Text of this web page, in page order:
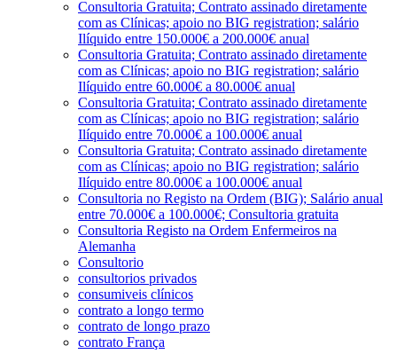
Consultoria Gratuita; Contrato assinado diretamente
com as Clínicas; apoio no BIG registration; salário
Ilíquido entre 150.000€ a 200.000€ anual
Consultoria Gratuita; Contrato assinado diretamente
com as Clínicas; apoio no BIG registration; salário
Ilíquido entre 60.000€ a 80.000€ anual
Consultoria Gratuita; Contrato assinado diretamente
com as Clínicas; apoio no BIG registration; salário
Ilíquido entre 70.000€ a 100.000€ anual
Consultoria Gratuita; Contrato assinado diretamente
com as Clínicas; apoio no BIG registration; salário
Ilíquido entre 80.000€ a 100.000€ anual
Consultoria no Registo na Ordem (BIG); Salário anual
entre 70.000€ a 100.000€; Consultoria gratuita
Consultoria Registo na Ordem Enfermeiros na
Alemanha
Consultorio
consultorios privados
consumiveis clínicos
contrato a longo termo
contrato de longo prazo
contrato França